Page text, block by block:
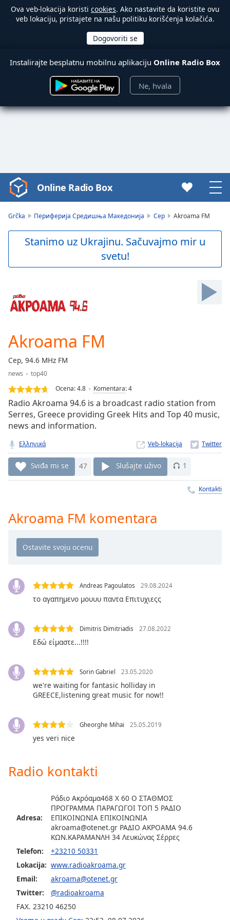
Ova veb-lokacija koristi cookies. Ako nastavite da koristite ovu
veb lokaciju, pristajete na našu politiku korišćenja kolačića.
Instalirajte besplatnu mobilnu aplikaciju Online Radio Box
Ne, hvala
Video
Player
Skip
Forward
Mute
Loaded:
0.00%
Stream
Type LIVE
Seek to
live,
currently
live
LIVE
Remaining
Time-
Rate
Chapters
Chapters
Descriptions
descriptions
Subtitles
settings,
opens
subtitles
subtitles
,
Audio
Track
modal
window.
Beginning
Online Radio Box
Grčka Периферија Средишња Македонија Сер Akroama FM
Stanimo uz Ukrajinu. Sačuvajmo mir u
svetu!
Akroama FM
Сер, 94.6 MHz FM
news
top40
Ocena:4.8 Komentara:4
Radio Akroama 94.6 is a broadcast radio station from
Serres, Greece providing Greek Hits and Top 40 music,
news and information.
Ελληνικά Veb-lokacija
Sviđa mi se 47 Slušajte uživo 1
Kontakti
Akroama FM komentara
Andreas Pagoulatos 29.08.2024
το αγαπημενο μουυυ παντα Επιτυχιεςς
Dimitris Dimitriadis 27.08.2022
Εδώ είμαστε...!!!!
Sorin Gabriel 23.05.2020
we're waiting for fantasic holliday in
GREECE,listening great music for now!!
Gheorghe Mihai 25.05.2019
yes veri nice
Radio kontakti
Adresa:
Ράδιο Ακρόαμα468 X 60 Ο ΣΤΑΘΜΟΣ
ΠΡΟΓΡΑΜΜΑ ΠΑΡΑΓΩΓΟΙ ΤΟΠ 5 ΡΑΔΙΟ
ΕΠΙΚΟΙΝΩΝΙΑ ΕΠΙΚΟΙΝΩΝΙΑ
akroama@otenet.gr ΡΑΔΙΟ ΑΚΡΟΑΜΑ 94.6
ΚΩΝ.ΚΑΡΑΜΑΝΛΗ 34 Λευκώνας Σέρρες
Telefon:
+23210 50331
Lokacija: www.radioakroama.gr
Email:
akroama@otenet.gr
Twitter:
@radioakroama
FAX. 23210 46250